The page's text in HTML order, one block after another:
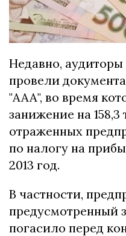
Недавно,
провели
"ААА", во время
занижение на 158,3
отраженных
по налогу на
2013 год.
В частности,
предусмотренный
погасило перед